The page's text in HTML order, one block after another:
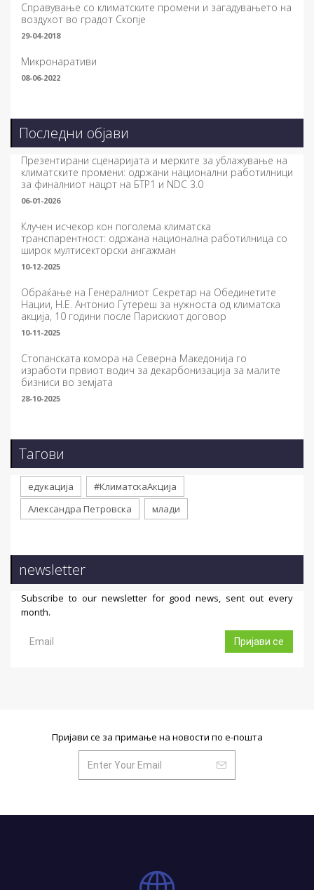
Справување со климатските промени и загадувањето на
воздухот во градот Скопје
29-04-2018
Микронаративи
08-06-2022
Последни објави
Презентирани сценаријата и мерките за ублажување на
климатските промени: одржани национални работилници
за финалниот нацрт на БТР1 и NDC 3.0
06-01-2026
Клучен исчекор кон поголема климатска
транспарентност: одржана национална работилница со
широк мултисекторски ангажман
10-12-2025
Обраќање на Генералниот Секретар на Обединетите
Нации, Н.Е. Антонио Гутереш за нужноста од климатска
акција, 10 години после Парискиот договор
10-11-2025
Стопанската комора на Северна Македонија го
изработи првиот водич за декарбонизација за малите
бизниси во земјата
28-10-2025
Тагови
едукација
#КлиматскаАкција
Александра Петровска
млади
newsletter
Subscribe to our newsletter for good news, sent out every
month.
Пријави се
Пријави се за примање на новости по е-пошта